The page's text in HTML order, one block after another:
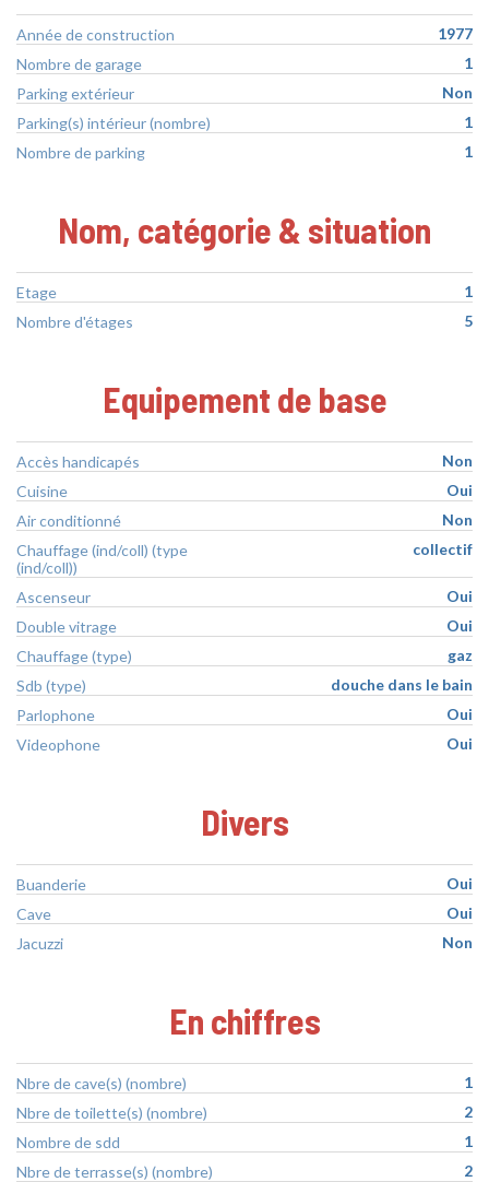
Année de construction
1977
Nombre de garage
1
Parking extérieur
Non
Parking(s) intérieur (nombre)
1
Nombre de parking
1
Nom, catégorie & situation
Etage
1
Nombre d'étages
5
Equipement de base
Accès handicapés
Non
Cuisine
Oui
Air conditionné
Non
Chauffage (ind/coll) (type
(ind/coll))
collectif
Ascenseur
Oui
Double vitrage
Oui
Chauffage (type)
gaz
Sdb (type)
douche dans le bain
Parlophone
Oui
Videophone
Oui
Divers
Buanderie
Oui
Cave
Oui
Jacuzzi
Non
En chiffres
Nbre de cave(s) (nombre)
1
Nbre de toilette(s) (nombre)
2
Nombre de sdd
1
Nbre de terrasse(s) (nombre)
2